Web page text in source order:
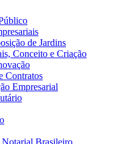
de Jardins
Conceito e Criação
Contratos
Empresarial
Notarial Brasileiro